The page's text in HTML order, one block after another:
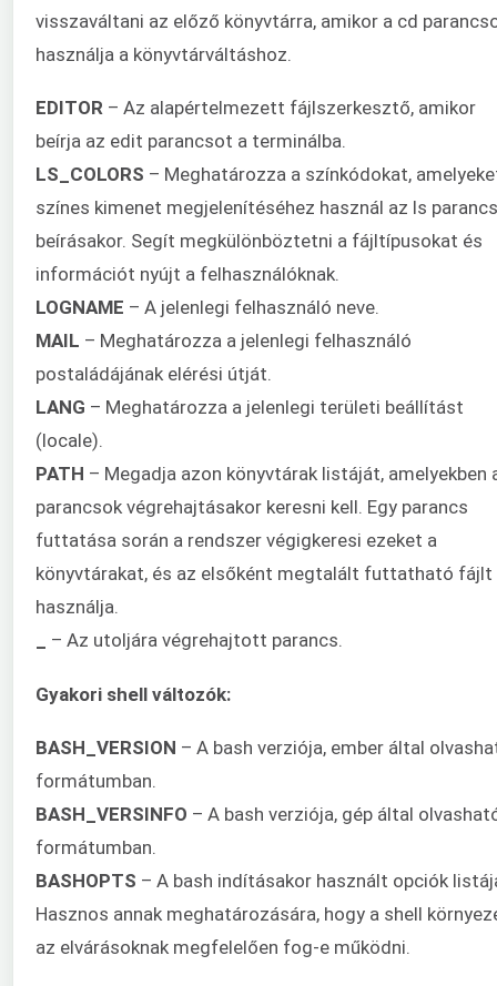
visszaváltani az előző könyvtárra, amikor a cd
használja a könyvtárváltáshoz.
EDITOR – Az alapértelmezett fájlszerkesztő, amikor
beírja az edit parancsot a terminálba.
LS_COLORS – Meghatározza a színkódokat,
színes kimenet megjelenítéséhez használ az ls parancs
beírásakor. Segít megkülönböztetni a fájltípusokat és
információt nyújt a felhasználóknak.
LOGNAME – A jelenlegi felhasználó neve.
MAIL – Meghatározza a jelenlegi felhasználó
postaládájának elérési útját.
LANG – Meghatározza a jelenlegi területi beállítást
(locale).
PATH – Megadja azon könyvtárak listáját, amelyekben
parancsok végrehajtásakor keresni kell. Egy parancs
futtatása során a rendszer végigkeresi ezeket a
könyvtárakat, és az elsőként megtalált futtatható fájlt
használja.
– Az utoljára végrehajtott parancs.
Gyakori shell változók:
BASH_VERSION – A bash verziója, ember által
formátumban.
BASH_VERSINFO – A bash verziója, gép által
formátumban.
BASHOPTS – A bash indításakor használt opciók
Hasznos annak meghatározására, hogy a shell
az elvárásoknak megfelelően fog-e működni.